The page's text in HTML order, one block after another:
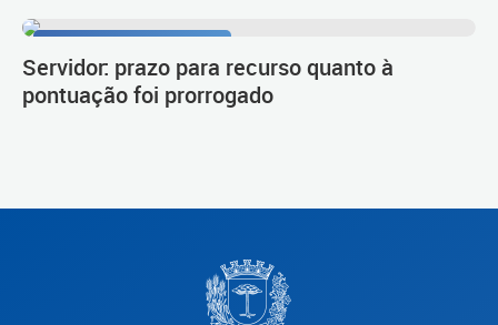
Servidor: prazo para recurso quanto à
pontuação foi prorrogado